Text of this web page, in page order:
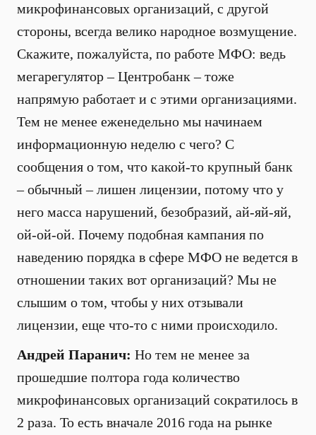
микрофинансовых организаций, с другой
стороны, всегда велико народное возмущение.
Скажите, пожалуйста, по работе МФО: ведь
мегарегулятор – Центробанк – тоже
напрямую работает и с этими организациями.
Тем не менее еженедельно мы начинаем
информационную неделю с чего? С
сообщения о том, что какой-то крупный банк
– обычный – лишен лицензии, потому что у
него масса нарушений, безобразий, ай-яй-яй,
ой-ой-ой. Почему подобная кампания по
наведению порядка в сфере МФО не ведется в
отношении таких вот организаций? Мы не
слышим о том, чтобы у них отзывали
лицензии, еще что-то с ними происходило.
Андрей Паранич: Но тем не менее за
прошедшие полтора года количество
микрофинансовых организаций сократилось в
2 раза. То есть вначале 2016 года на рынке